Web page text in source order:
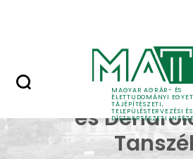
MAGYAR AGRÁR- ÉS
ÉLETTUDOMÁNYI
TÁJÉPÍTÉSZETI,
TELEPÜLÉSTERVEZÉSI ÉS
DÍSZKERTÉSZETI
Első Tavaszi
és